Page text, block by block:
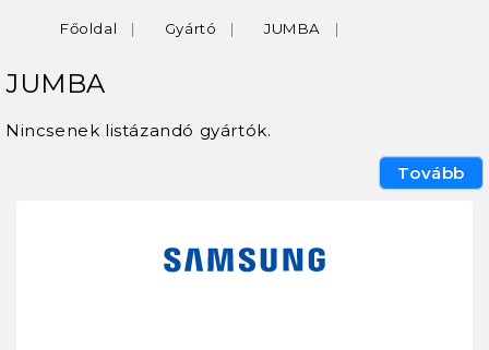
Főoldal Gyártó JUMBA
JUMBA
Nincsenek listázandó gyártók.
Tovább